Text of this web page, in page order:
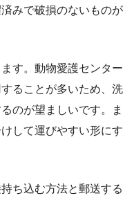
みで破損のないものが
す。動物愛護センター
ることが多いため、洗
のが望ましいです。ま
して運びやすい形にす
ち込む方法と郵送する